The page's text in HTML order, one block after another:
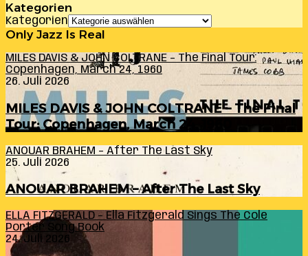
Kategorien
Kategorien
Only Jazz Is Real
MILES DAVIS & JOHN COLTRANE – The Final Tour:
Copenhagen, March 24, 1960
26. Juli 2026
MILES DAVIS & JOHN COLTRANE – The Final
Tour: Copenhagen, March 24, 1960
ANOUAR BRAHEM – After The Last Sky
25. Juli 2026
ANOUAR BRAHEM – After The Last Sky
ELLA FITZGERALD – Ella Fitzgerald Sings The Cole
Porter Song Book
24. Juli 2026